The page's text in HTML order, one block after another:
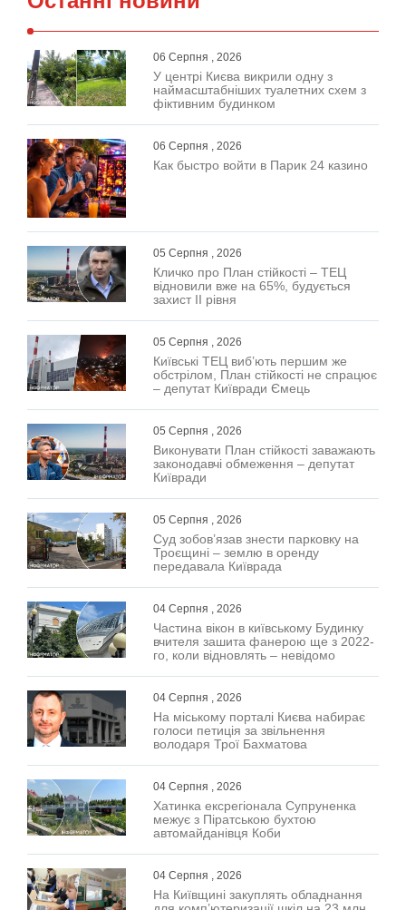
06 Серпня , 2026
У центрі Києва викрили одну з
наймасштабніших туалетних схем з
фіктивним будинком
06 Серпня , 2026
Как быстро войти в Парик 24 казино
05 Серпня , 2026
Кличко про План стійкості – ТЕЦ
відновили вже на 65%, будується
захист ІІ рівня
05 Серпня , 2026
Київські ТЕЦ виб’ють першим же
обстрілом, План стійкості не спрацює
– депутат Київради Ємець
05 Серпня , 2026
Виконувати План стійкості заважають
законодавчі обмеження – депутат
Київради
05 Серпня , 2026
Суд зобов’язав знести парковку на
Троєщині – землю в оренду
передавала Київрада
04 Серпня , 2026
Частина вікон в київському Будинку
вчителя зашита фанерою ще з 2022-
го, коли відновлять – невідомо
04 Серпня , 2026
На міському порталі Києва набирає
голоси петиція за звільнення
володаря Трої Бахматова
04 Серпня , 2026
Хатинка ексрегіонала Супруненка
межує з Піратською бухтою
автомайданівця Коби
04 Серпня , 2026
На Київщині закуплять обладнання